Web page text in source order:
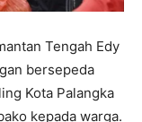
Tengah Edy
bersepeda
Kota Palangka
kepada warga.